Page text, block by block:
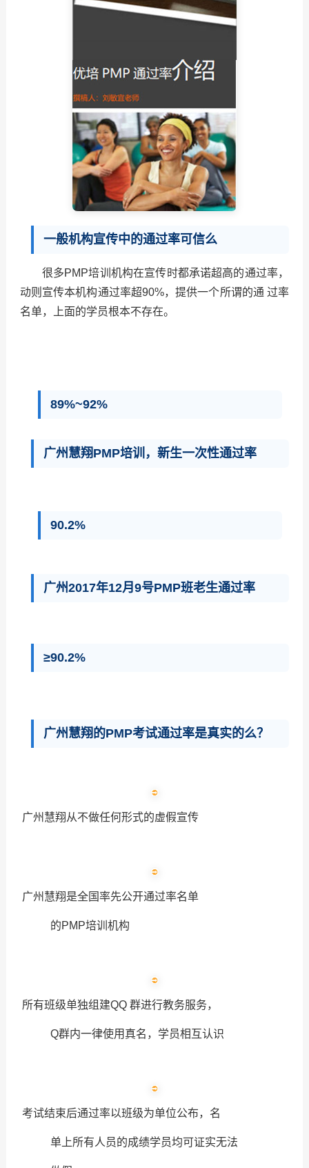
一般机构宣传中的通过率可信么
很多PMP培训机构在宣传时都承诺超高的通过率，
动则宣传本机构通过率超90%，提供一个所谓的通 过率
名单，上面的学员根本不存在。
89%~92%
广州慧翔PMP培训，新生一次性通过率
90.2%
广州2017年12月9号PMP班老生通过率
≥90.2%
广州慧翔的PMP考试通过率是真实的么？
广州慧翔从不做任何形式的虚假宣传
广州慧翔是全国率先公开通过率名单
的PMP培训机构
所有班级单独组建QQ 群进行教务服务，
Q群内一律使用真名，学员相互认识
考试结束后通过率以班级为单位公布，名
单上所有人员的成绩学员均可证实无法